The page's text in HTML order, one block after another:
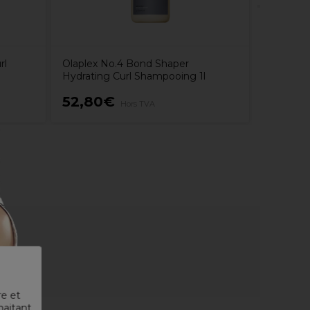
et
Olaplex No.4 Bond Shaper
Hydrating Curl Shampooing 1l
52,80€